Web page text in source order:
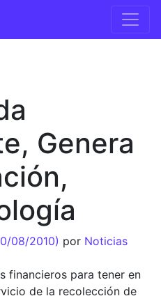
Genera
08/2010) por Noticias
financieros para tener en
de la recolección de